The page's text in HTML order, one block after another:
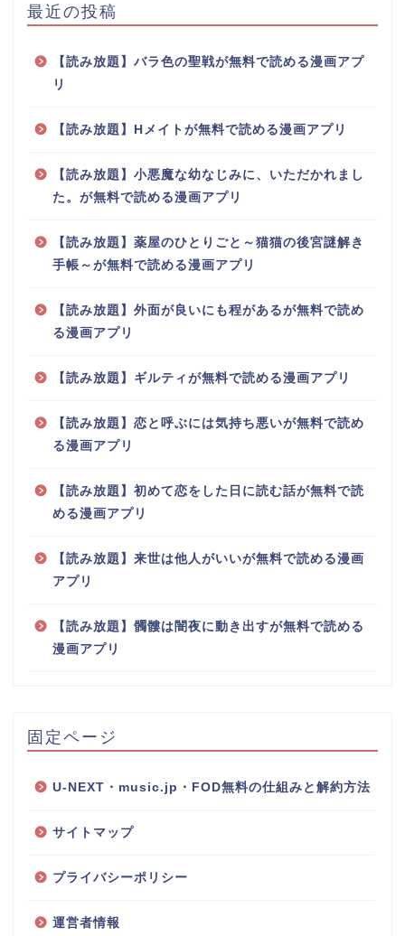
最近の投稿
【読み放題】バラ色の聖戦が無料で読める漫画アプ
リ
【読み放題】Hメイトが無料で読める漫画アプリ
【読み放題】小悪魔な幼なじみに、いただかれまし
た。が無料で読める漫画アプリ
【読み放題】薬屋のひとりごと～猫猫の後宮謎解き
手帳～が無料で読める漫画アプリ
【読み放題】外面が良いにも程があるが無料で読め
る漫画アプリ
【読み放題】ギルティが無料で読める漫画アプリ
【読み放題】恋と呼ぶには気持ち悪いが無料で読め
る漫画アプリ
【読み放題】初めて恋をした日に読む話が無料で読
める漫画アプリ
【読み放題】来世は他人がいいが無料で読める漫画
アプリ
【読み放題】髑髏は闇夜に動き出すが無料で読める
漫画アプリ
固定ページ
U-NEXT・music.jp・FOD無料の仕組みと解約方法
サイトマップ
プライバシーポリシー
運営者情報